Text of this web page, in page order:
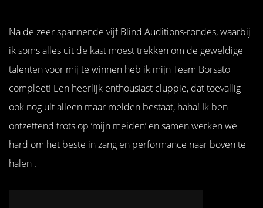
Na de zeer spannende vijf Blind Auditions-rondes, waarbij
ik soms alles uit de kast moest trekken om de geweldige
talenten voor mij te winnen heb ik mijn Team Borsato
compleet! Een heerlijk enthousiast cluppie, dat toevallig
ook nog uit alleen maar meiden bestaat, haha! Ik ben
ontzettend trots op ‘mijn meiden’ en samen werken we
hard om het beste in zang en performance naar boven te
halen .